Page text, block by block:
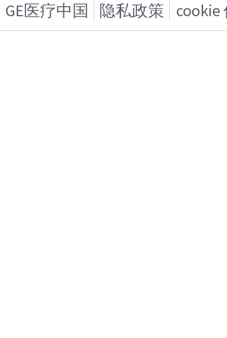
GE医疗中国 隐私政策 cookie